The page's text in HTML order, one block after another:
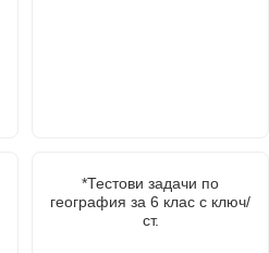
*Тестови задачи по
география за 6 клас с ключ/
ст.